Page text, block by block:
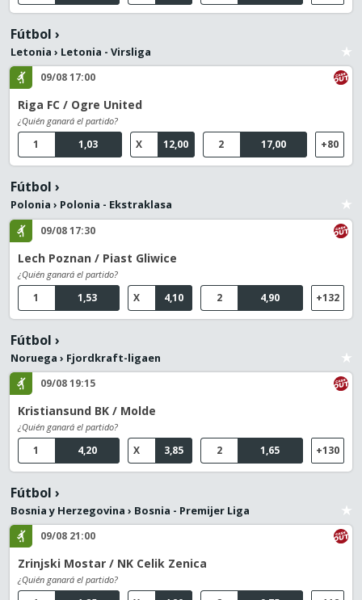
Fútbol ›
Letonia › Letonia - Virsliga
09/08 17:00
Riga FC / Ogre United
¿Quién ganará el partido?
1,03
1 12,00
X 17,00
2 +80
Fútbol ›
Polonia › Polonia - Ekstraklasa
09/08 17:30
Lech Poznan / Piast Gliwice
¿Quién ganará el partido?
1,53
1 4,10
X 4,90
2 +132
Fútbol ›
Noruega › Fjordkraft-ligaen
09/08 19:15
Kristiansund BK / Molde
¿Quién ganará el partido?
4,20
1 3,85
X 1,65
2 +130
Fútbol ›
Bosnia y Herzegovina › Bosnia - Premijer Liga
09/08 21:00
Zrinjski Mostar / NK Celik Zenica
¿Quién ganará el partido?